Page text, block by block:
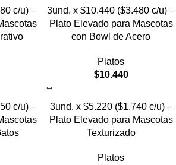
c/u) –
3und. x $10.440 ($3.480 c/u) –
Plato Elevado para Mascotas
con Bowl de Acero
Platos
$10.440
c/u) –
3und. x $5.220 ($1.740 c/u) –
Plato Elevado para Mascotas
Texturizado
Platos